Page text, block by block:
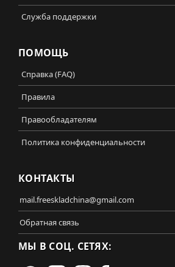
Служба поддержки
ПОМОЩЬ
Справка (FAQ)
Правила
Правообладателям
Политика конфиденциальности
КОНТАКТЫ
mail.freeskladchina@gmail.com
Обратная связь
МЫ В СОЦ. СЕТЯХ: